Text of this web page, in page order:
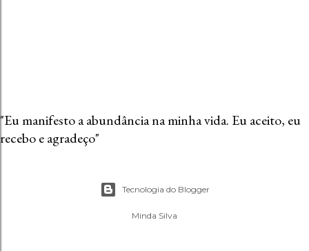
"Eu manifesto a abundância na minha vida. Eu aceito, eu
recebo e agradeço"
Tecnologia do Blogger
Minda Silva